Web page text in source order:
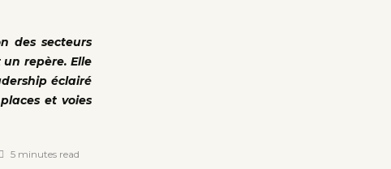
des secteurs
repère. Elle
éclairé
et voies
5 minutes read